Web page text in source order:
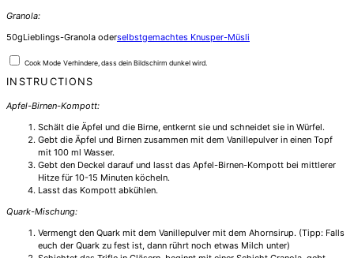
Granola:
50gLieblings-Granola oderselbstgemachtes Knusper-Müsli
Cook Mode Verhindere, dass dein Bildschirm dunkel wird.
INSTRUCTIONS
Apfel-Birnen-Kompott:
Schält die Äpfel und die Birne, entkernt sie und schneidet sie in Würfel.
Gebt die Äpfel und Birnen zusammen mit dem Vanillepulver in einen Topf
mit 100 ml Wasser.
Gebt den Deckel darauf und lasst das Apfel-Birnen-Kompott bei mittlerer
Hitze für 10-15 Minuten köcheln.
Lasst das Kompott abkühlen.
Quark-Mischung:
Vermengt den Quark mit dem Vanillepulver mit dem Ahornsirup. (Tipp: Falls
euch der Quark zu fest ist, dann rührt noch etwas Milch unter)